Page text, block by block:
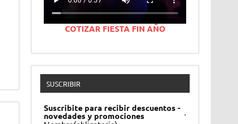
COTIZAR FIESTA FIN AÑO
SUSCRIBIR
Suscribite para recibir descuentos -
novedades y promociones
.